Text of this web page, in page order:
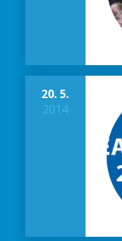
20. 5.
2014